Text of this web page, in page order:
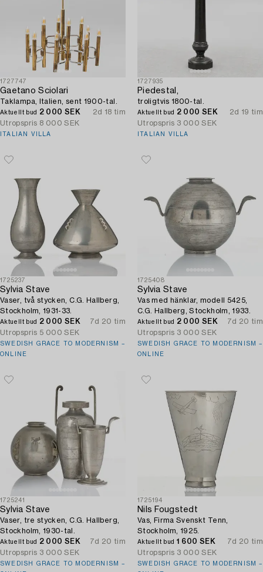
1727747
Gaetano Sciolari
Taklampa, Italien, sent 1900-tal.
Aktuellt bud 2 000 SEK
2d 18 tim
Utropspris 8 000 SEK
ITALIAN VILLA
1727935
Piedestal,
troligtvis 1800-tal.
Aktuellt bud 2 000 SEK
2d 19 tim
Utropspris 3 000 SEK
ITALIAN VILLA
1725237
Sylvia Stave
Vaser, två stycken, C.G. Hallberg,
Stockholm, 1931-33.
Aktuellt bud 2 000 SEK
7d 20 tim
Utropspris 5 000 SEK
SWEDISH GRACE TO MODERNISM –
ONLINE
1725408
Sylvia Stave
Vas med hänklar, modell 5425,
C.G. Hallberg, Stockholm, 1933.
Aktuellt bud 2 000 SEK
7d 20 tim
Utropspris 3 000 SEK
SWEDISH GRACE TO MODERNISM –
ONLINE
1725241
Sylvia Stave
Vaser, tre stycken, C.G. Hallberg,
Stockholm, 1930-tal.
Aktuellt bud 2 000 SEK
7d 20 tim
Utropspris 3 000 SEK
SWEDISH GRACE TO MODERNISM –
1725194
Nils Fougstedt
Vas, Firma Svenskt Tenn,
Stockholm, 1925.
Aktuellt bud 1 600 SEK
7d 20 tim
Utropspris 3 000 SEK
SWEDISH GRACE TO MODERNISM –